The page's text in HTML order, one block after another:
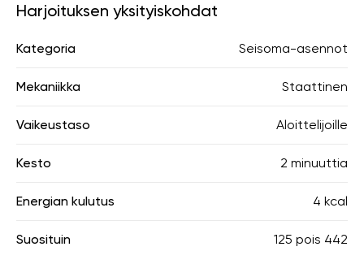
Harjoituksen yksityiskohdat
Kategoria Seisoma-asennot
Mekaniikka Staattinen
Vaikeustaso Aloittelijoille
Kesto 2 minuuttia
Energian kulutus 4 kcal
Suosituin 125 pois 442